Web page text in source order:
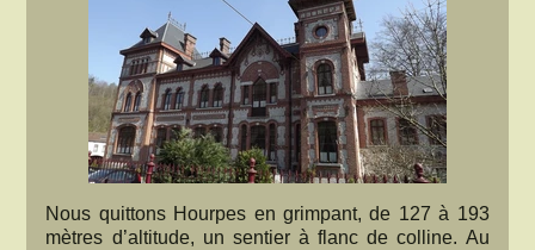
Nous quittons Hourpes en grimpant, de 127 à 193
mètres d’altitude, un sentier à flanc de colline. Au